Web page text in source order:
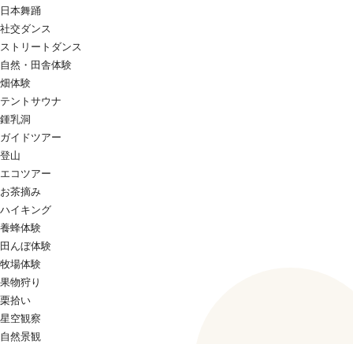
日本舞踊
社交ダンス
ストリートダンス
自然・田舎体験
畑体験
テントサウナ
鍾乳洞
ガイドツアー
登山
エコツアー
お茶摘み
ハイキング
養蜂体験
田んぼ体験
牧場体験
果物狩り
栗拾い
星空観察
自然景観